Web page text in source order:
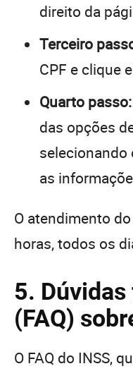
direito da
Terceiro
CPF e clique
Quarto passo:
das opções
selecionando
as
O atendimento
horas, todos os
5.
(FAQ)
O FAQ do INSS,